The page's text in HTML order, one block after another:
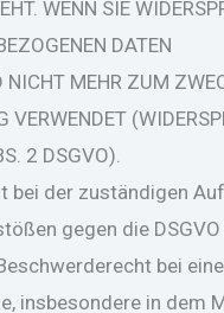
WENN SIE
DATEN
NICHT MEHR ZUM
VERWENDET
2 DSGVO).
bei der zuständigen
gegen die
bei
insbesondere in dem